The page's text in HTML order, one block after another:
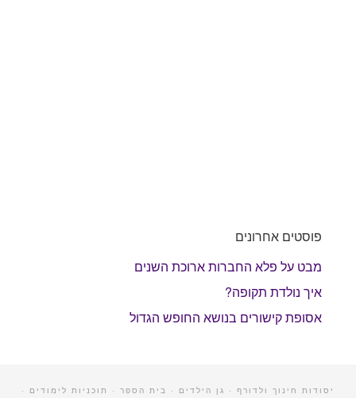
פוסטים אחרונים
מבט על פלא החברות ארוכת השנים
איך נולדת תקופה?
אסופת קישורים בנושא החופש הגדול
יסודות חינוך ולדורף · גן הילדים · בית הספר · תוכניות לימודים ·